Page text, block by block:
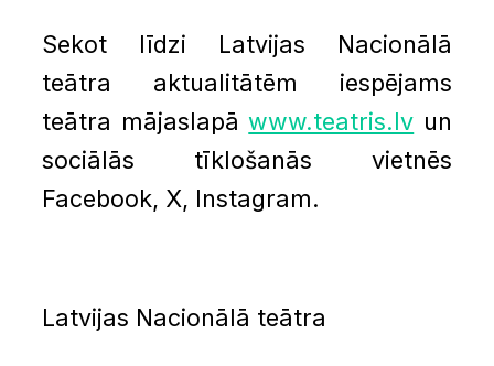
Sekot līdzi Latvijas Nacionālā
teātra aktualitātēm iespējams
teātra mājaslapāwww.teatris.lv un
sociālās tīklošanās vietnēs
Facebook, X, Instagram.
Latvijas Nacionālā teātra